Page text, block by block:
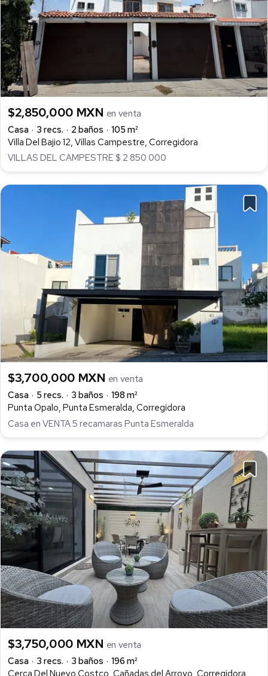
$2,850,000 MXN en venta
Casa
3 recs. 2 baños
105 m²
Villa Del Bajio 12, Villas Campestre, Corregidora
VILLAS DEL CAMPESTRE $ 2 850 000
$3,700,000 MXN en venta
Casa
5 recs. 3 baños
198 m²
Punta Opalo, Punta Esmeralda, Corregidora
Casa en VENTA 5 recamaras Punta Esmeralda
$3,750,000 MXN en venta
Casa
3 recs. 3 baños
196 m²